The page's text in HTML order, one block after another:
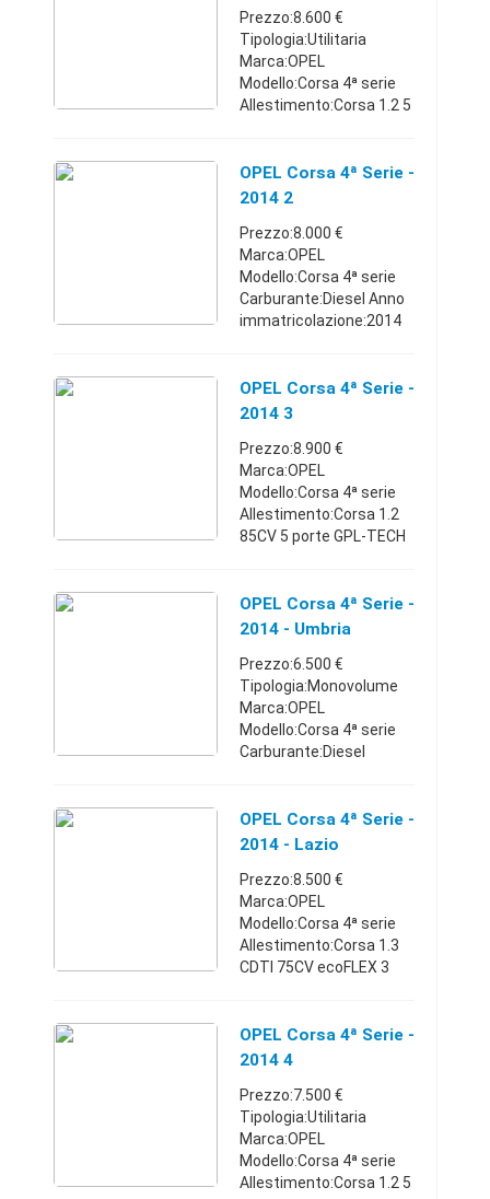
Km:85.000 - 89.999 ...
Prezzo:8.600 €
Tipologia:Utilitaria
Marca:OPEL
Modello:Corsa 4ª serie
Allestimento:Corsa 1.2 5
Cambio:Manuale Anno
immatricolazione:2014
Classe emi ...
OPEL Corsa 4ª Serie -
2014 2
Prezzo:8.000 €
Marca:OPEL
Modello:Corsa 4ª serie
Carburante:Diesel Anno
immatricolazione:2014
(TO) Auto pari nuovo con
64.000 Km. Appena
OPEL Corsa 4ª Serie -
2014 3
Prezzo:8.900 €
Marca:OPEL
Modello:Corsa 4ª serie
Allestimento:Corsa 1.2
85CV 5 porte GPL-TECH
immatricolazione:2014
Km:40.000 - 44.999
OPEL Corsa 4ª Serie -
2014 - Umbria
Prezzo:6.500 €
Tipologia:Monovolume
Marca:OPEL
Modello:Corsa 4ª serie
Carburante:Diesel
Km:55.000 - 59.999
Posti:5 Porte:4/5
Vendo Opel co ...
OPEL Corsa 4ª Serie -
2014 - Lazio
Prezzo:8.500 €
Marca:OPEL
Modello:Corsa 4ª serie
Allestimento:Corsa 1.3
CDTI 75CV ecoFLEX 3
immatricolazione:2014
Km:80.000 - 84.999
Comune:Velle ...
OPEL Corsa 4ª Serie -
2014 4
Prezzo:7.500 €
Tipologia:Utilitaria
Marca:OPEL
Modello:Corsa 4ª serie
Allestimento:Corsa 1.2 5